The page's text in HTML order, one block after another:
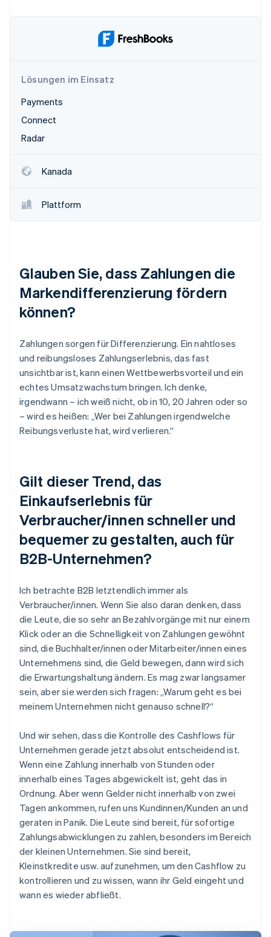
Lösungen im Einsatz
Payments
Connect
Radar
Kanada
Plattform
Glauben Sie, dass Zahlungen die
Markendifferenzierung fördern
können?
Zahlungen sorgen für Differenzierung. Ein nahtloses
und reibungsloses Zahlungserlebnis, das fast
unsichtbar ist, kann einen Wettbewerbsvorteil und ein
echtes Umsatzwachstum bringen. Ich denke,
irgendwann – ich weiß nicht, ob in 10, 20 Jahren oder so
– wird es heißen: „Wer bei Zahlungen irgendwelche
Reibungsverluste hat, wird verlieren.“
Gilt dieser Trend, das
Einkaufserlebnis für
Verbraucher/innen schneller und
bequemer zu gestalten, auch für
B2B-Unternehmen?
Ich betrachte B2B letztendlich immer als
Verbraucher/innen. Wenn Sie also daran denken, dass
die Leute, die so sehr an Bezahlvorgänge mit nur einem
Klick oder an die Schnelligkeit von Zahlungen gewöhnt
sind, die Buchhalter/innen oder Mitarbeiter/innen eines
Unternehmens sind, die Geld bewegen, dann wird sich
die Erwartungshaltung ändern. Es mag zwar langsamer
sein, aber sie werden sich fragen: „Warum geht es bei
meinem Unternehmen nicht genauso schnell?“
Und wir sehen, dass die Kontrolle des Cashflows für
Unternehmen gerade jetzt absolut entscheidend ist.
Wenn eine Zahlung innerhalb von Stunden oder
innerhalb eines Tages abgewickelt ist, geht das in
Ordnung. Aber wenn Gelder nicht innerhalb von zwei
Tagen ankommen, rufen uns Kundinnen/Kunden an und
geraten in Panik. Die Leute sind bereit, für sofortige
Zahlungsabwicklungen zu zahlen, besonders im Bereich
der kleinen Unternehmen. Sie sind bereit,
Kleinstkredite usw. aufzunehmen, um den Cashflow zu
kontrollieren und zu wissen, wann ihr Geld eingeht und
wann es wieder abfließt.